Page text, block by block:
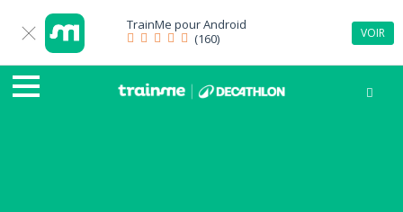
TrainMe pourAndroid
(160)
VOIR